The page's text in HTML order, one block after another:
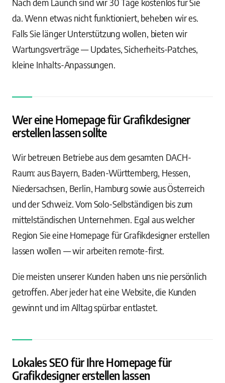
da. Wenn etwas nicht funktioniert, beheben wir es.
Falls Sie länger Unterstützung wollen, bieten wir
Wartungsverträge — Updates, Sicherheits-Patches,
kleine Inhalts-Anpassungen.
Wer eine Homepage für Grafikdesigner
erstellen lassen sollte
Wir betreuen Betriebe aus dem gesamten DACH-
Raum: aus Bayern, Baden-Württemberg, Hessen,
Niedersachsen, Berlin, Hamburg sowie aus Österreich
und der Schweiz. Vom Solo-Selbständigen bis zum
mittelständischen Unternehmen. Egal aus welcher
Region Sie eine Homepage für Grafikdesigner erstellen
lassen wollen — wir arbeiten remote-first.
Die meisten unserer Kunden haben uns nie persönlich
getroffen. Aber jeder hat eine Website, die Kunden
gewinnt und im Alltag spürbar entlastet.
Lokales SEO für Ihre Homepage für
Grafikdesigner erstellen lassen